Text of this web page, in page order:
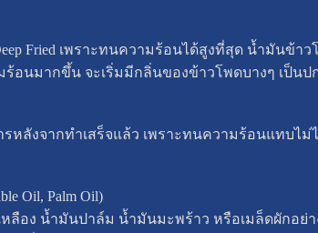
Fried เพราะทนความร้อนได้สูงที่สุด น้ำมันข้า
ร้อนมากขึ้น จะเริ่มมีกลิ่นของข้าวโพดบางๆ เป็นป
หลังจากทำเสร็จแล้ว เพราะทนความร้อนแทบไม่
Oil, Palm Oil)
ลือง น้ำมันปาล์ม น้ำมันมะพร้าว หรือเมล็ดผักอย่